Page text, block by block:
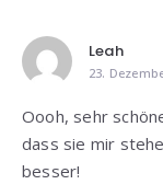
Leah
23.
Oooh, sehr
dass sie mir
besser!